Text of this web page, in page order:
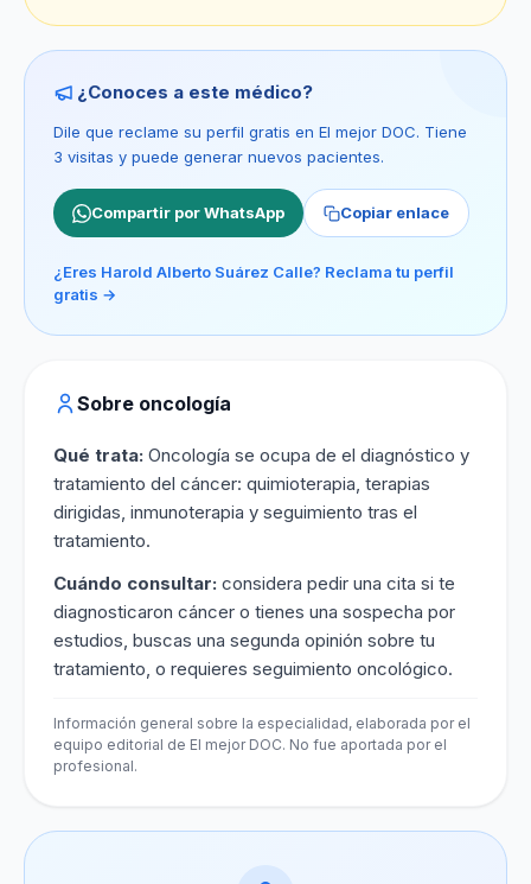
¿Conoces a este médico?
Dile que reclame su perfil gratis en El mejor DOC. Tiene
3 visitas y puede generar nuevos pacientes.
Compartir por WhatsApp Copiar enlace
¿Eres Harold Alberto Suárez Calle? Reclama tu perfil
gratis →
Sobre oncología
Qué trata: Oncología se ocupa de el diagnóstico y
tratamiento del cáncer: quimioterapia, terapias
dirigidas, inmunoterapia y seguimiento tras el
tratamiento.
Cuándo consultar: considera pedir una cita si te
diagnosticaron cáncer o tienes una sospecha por
estudios, buscas una segunda opinión sobre tu
tratamiento, o requieres seguimiento oncológico.
Información general sobre la especialidad, elaborada por el
equipo editorial de El mejor DOC. No fue aportada por el
profesional.